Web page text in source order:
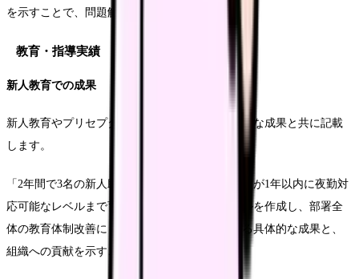
を示すことで、問題解決能力をアピールできます。
教育・指導実績
新人教育での成果
新人教育やプリセプターとしての実績も、具体的な成果と共に記載
します。
「2年間で3名の新人助産師の教育を担当し、全員が1年以内に夜勤対
応可能なレベルまで育成。独自の指導マニュアルを作成し、部署全
体の教育体制改善にも貢献しました」教育による具体的な成果と、
組織への貢献を示すことが重要です。